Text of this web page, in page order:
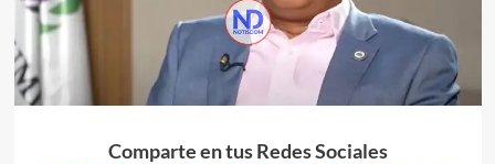
Comparte en tus Redes Sociales